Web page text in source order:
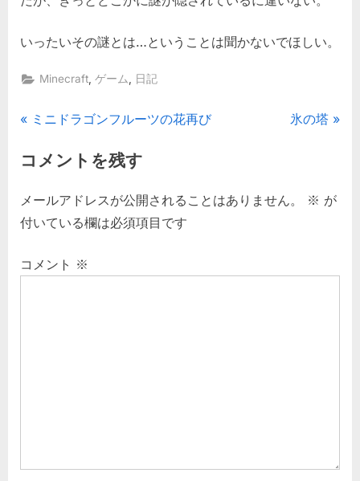
いったいその謎とは…ということは聞かないでほしい。
Minecraft ,ゲーム 日記
投
稿
ナ
ビ
ゲ
P
e
o
s
ミニドラゴンフルーツの花再び
N
P
t
氷の塔
コメントを残す
メールアドレスが公開されることはありません。 ※ が
付いている欄は必須項目です
コメント ※